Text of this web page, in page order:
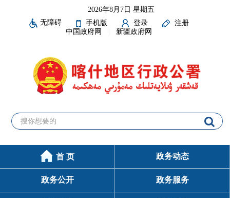
2026年8月7日 星期五
无障碍
手机版 登录
注册
中国政府网
新疆政府网
首 页 政务动态
政务公开 政务服务